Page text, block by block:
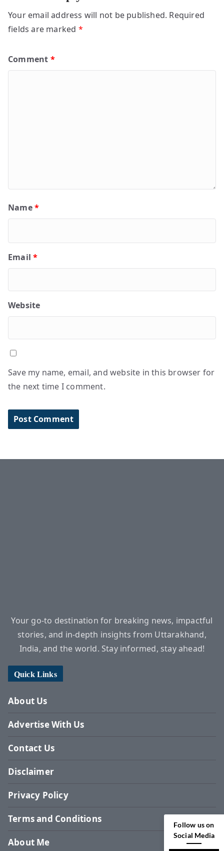
Your email address will not be published. Required
fields are marked *
Comment *
Name*
Email*
Website
Save my name, email, and website in this browser for
the next time I comment.
Your go-to destination for breaking news, impactful
stories, and in-depth insights from Uttarakhand,
India, and the world. Stay informed, stay ahead!
Quick Links
About Us
Advertise With Us
Contact Us
Disclaimer
Privacy Policy
Terms and Conditions
About Me
Follow us on
Social Media